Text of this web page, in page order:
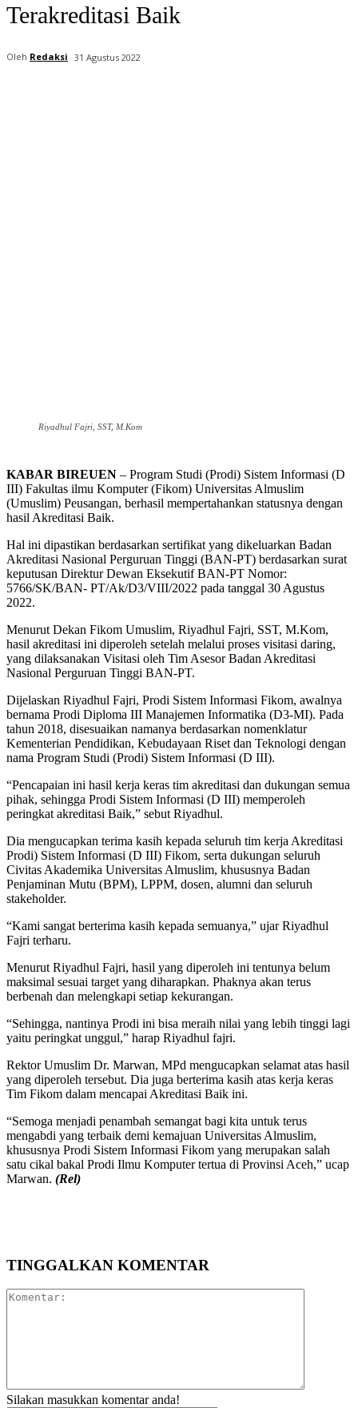
Terakreditasi Baik
Oleh Redaksi 31 Agustus 2022
Riyadhul Fajri, SST, M.Kom
KABAR BIREUEN – Program Studi (Prodi) Sistem Informasi (D
III) Fakultas ilmu Komputer (Fikom) Universitas Almuslim
(Umuslim) Peusangan, berhasil mempertahankan statusnya dengan
hasil Akreditasi Baik.
Hal ini dipastikan berdasarkan sertifikat yang dikeluarkan Badan
Akreditasi Nasional Perguruan Tinggi (BAN-PT) berdasarkan surat
keputusan Direktur Dewan Eksekutif BAN-PT Nomor:
5766/SK/BAN- PT/Ak/D3/VIII/2022 pada tanggal 30 Agustus
2022.
Menurut Dekan Fikom Umuslim, Riyadhul Fajri, SST, M.Kom,
hasil akreditasi ini diperoleh setelah melalui proses visitasi daring,
yang dilaksanakan Visitasi oleh Tim Asesor Badan Akreditasi
Nasional Perguruan Tinggi BAN-PT.
Dijelaskan Riyadhul Fajri, Prodi Sistem Informasi Fikom, awalnya
bernama Prodi Diploma III Manajemen Informatika (D3-MI). Pada
tahun 2018, disesuaikan namanya berdasarkan nomenklatur
Kementerian Pendidikan, Kebudayaan Riset dan Teknologi dengan
nama Program Studi (Prodi) Sistem Informasi (D III).
“Pencapaian ini hasil kerja keras tim akreditasi dan dukungan semua
pihak, sehingga Prodi Sistem Informasi (D III) memperoleh
peringkat akreditasi Baik,” sebut Riyadhul.
Dia mengucapkan terima kasih kepada seluruh tim kerja Akreditasi
Prodi) Sistem Informasi (D III) Fikom, serta dukungan seluruh
Civitas Akademika Universitas Almuslim, khususnya Badan
Penjaminan Mutu (BPM), LPPM, dosen, alumni dan seluruh
stakeholder.
“Kami sangat berterima kasih kepada semuanya,” ujar Riyadhul
Fajri terharu.
Menurut Riyadhul Fajri, hasil yang diperoleh ini tentunya belum
maksimal sesuai target yang diharapkan. Phaknya akan terus
berbenah dan melengkapi setiap kekurangan.
“Sehingga, nantinya Prodi ini bisa meraih nilai yang lebih tinggi lagi
yaitu peringkat unggul,” harap Riyadhul fajri.
Rektor Umuslim Dr. Marwan, MPd mengucapkan selamat atas hasil
yang diperoleh tersebut. Dia juga berterima kasih atas kerja keras
Tim Fikom dalam mencapai Akreditasi Baik ini.
“Semoga menjadi penambah semangat bagi kita untuk terus
mengabdi yang terbaik demi kemajuan Universitas Almuslim,
khususnya Prodi Sistem Informasi Fikom yang merupakan salah
satu cikal bakal Prodi Ilmu Komputer tertua di Provinsi Aceh,” ucap
Marwan. (Rel)
TINGGALKAN KOMENTAR
Silakan masukkan komentar anda!